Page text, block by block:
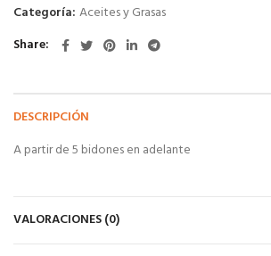
Categoría: Aceites y Grasas
Share
DESCRIPCIÓN
A partir de 5 bidones en adelante
VALORACIONES (0)